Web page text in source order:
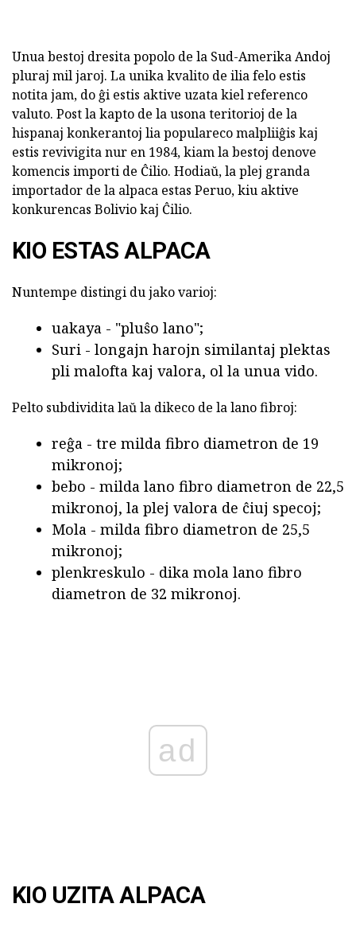
Unua bestoj dresita popolo de la Sud-Amerika Andoj
pluraj mil jaroj. La unika kvalito de ilia felo estis
notita jam, do ĝi estis aktive uzata kiel referenco
valuto. Post la kapto de la usona teritorioj de la
hispanaj konkerantoj lia populareco malpliiĝis kaj
estis revivigita nur en 1984, kiam la bestoj denove
komencis importi de Ĉilio. Hodiaŭ, la plej granda
importador de la alpaca estas Peruo, kiu aktive
konkurencas Bolivio kaj Ĉilio.
KIO ESTAS ALPACA
Nuntempe distingi du jako varioj:
uakaya - "pluŝo lano";
Suri - longajn harojn similantaj plektas
pli malofta kaj valora, ol la unua vido.
Pelto subdividita laŭ la dikeco de la lano fibroj:
reĝa - tre milda fibro diametron de 19
mikronoj;
bebo - milda lano fibro diametron de 22,5
mikronoj, la plej valora de ĉiuj specoj;
Mola - milda fibro diametron de 25,5
mikronoj;
plenkreskulo - dika mola lano fibro
diametron de 32 mikronoj.
ad
KIO UZITA ALPACA